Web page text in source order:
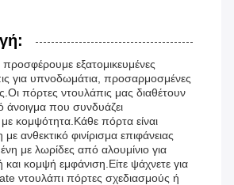
εξατομικευμένες
για υπνοδωμάτια, προσαρμοσμένες
πόρτες ντουλάπις μας διαθέτουν
άνοιγμα που συνδυάζει
με κομψότητα.Κάθε πόρτα είναι
ανθεκτικό φινίρισμα επιφάνειας
με λωρίδες από αλουμίνιο για
και κομψή εμφάνιση.Είτε ψάχνετε για
ντουλάπι πόρτες σχεδιασμούς ή